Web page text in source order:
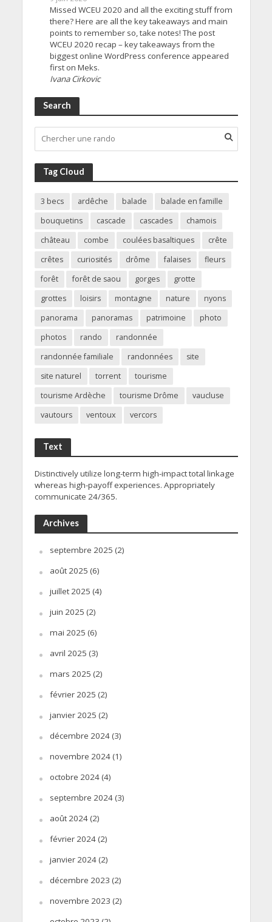
Missed WCEU 2020 and all the exciting stuff from
there? Here are all the key takeaways and main
points to remember so, take notes! The post
WCEU 2020 recap – key takeaways from the
biggest online WordPress conference appeared
first on Meks.
Ivana Cirkovic
Search
Tag Cloud
3 becs ardêche balade
balade en famille
bouquetins
cascade cascades
chamois
château
combe coulées basaltiques
crête
crêtes
curiosités drôme falaises
fleurs
forêt
forêt de saou gorges
grotte
grottes
loisirs montagne nature
nyons
panorama
panoramas patrimoine
photo
photos
rando
randonnée
randonnée familiale
randonnées
site
site naturel
torrent
tourisme
tourisme Ardèche
tourisme Drôme
vaucluse
vautours
ventoux vercors
Text
Distinctively utilize long-term high-impact total linkage
whereas high-payoff experiences. Appropriately
communicate 24/365.
Archives
septembre 2025 (2)
août 2025 (6)
juillet 2025 (4)
juin 2025 (2)
mai 2025 (6)
avril 2025 (3)
mars 2025 (2)
février 2025 (2)
janvier 2025 (2)
décembre 2024(3)
novembre 2024(1)
octobre 2024(4)
septembre 2024(3)
août 2024(2)
février 2024(2)
janvier 2024(2)
décembre 2023 (2)
novembre 2023 (2)